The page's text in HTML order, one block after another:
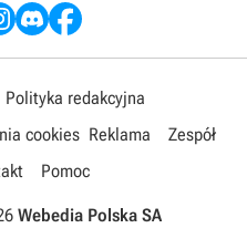
Polityka redakcyjna
cookies Reklama
Zespół
Pomoc
Webedia Polska SA